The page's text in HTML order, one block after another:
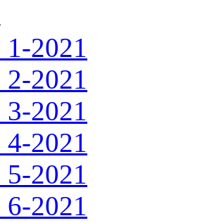
2021
2021
2021
2021
2021
2021